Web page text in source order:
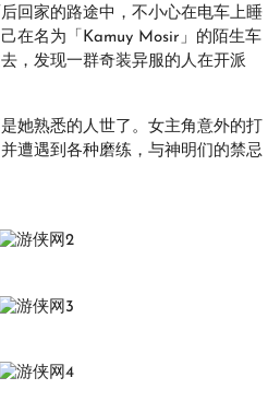
回家的路途中，不小心在电车上睡
在名为「Kamuy Mosir」的陌生车
，发现一群奇装异服的人在开派
她熟悉的人世了。女主角意外的打
遭遇到各种磨练，与神明们的禁忌